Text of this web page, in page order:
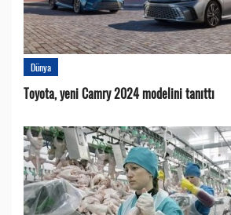
Dünya
Toyota, yeni Camry 2024 modelini tanıttı